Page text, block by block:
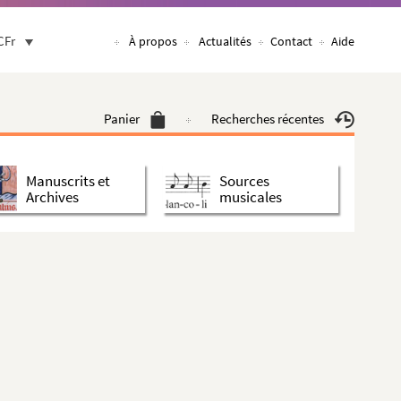
À propos Actualités Contact Aide
Panier Recherches récentes
Manuscrits et
Archives
Sources
musicales